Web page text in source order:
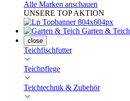
Alle Marken anschauen
UNSERE TOP AKTION
Garten & Teich
close
Teichfischfutter
Teichpflege
Teichtechnik & Zubehör